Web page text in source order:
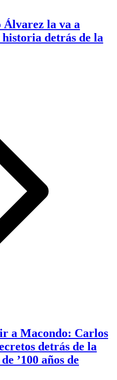
la va a
historia detrás de la
a Macondo: Carlos
detrás de la
’100 años de